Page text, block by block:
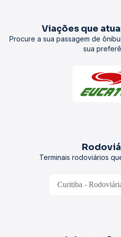
Viações que
Procure a sua passagem de
sua
Terminais rodoviários
Curitiba -